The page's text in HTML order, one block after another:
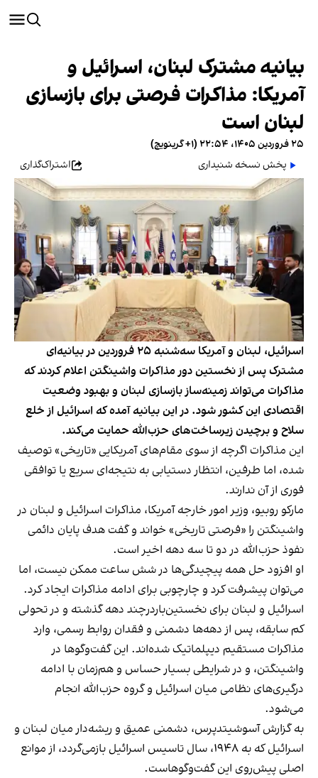
بیانیه مشترک لبنان، اسرائیل و
آمریکا: مذاکرات فرصتی برای بازسازی
لبنان است
۲۵ فروردین ۱۴۰۵، ۲۲:۵۴ (‎+۱ گرینویچ)
پخش نسخه شنیداری
اشتراک‌گذاری
اسرائیل، لبنان و آمریکا سه‌شنبه ۲۵ فروردین در بیانیه‌ای
مشترک پس از نخستین دور مذاکرات واشینگتن اعلام کردند که
مذاکرات می‌تواند زمینه‌ساز بازسازی لبنان و بهبود وضعیت
اقتصادی این کشور شود. در این بیانیه آمده که اسرائیل از خلع
سلاح و برچیدن زیرساخت‌های حزب‌الله حمایت می‌کند.
این مذاکرات اگرچه از سوی مقام‌های آمریکایی «تاریخی» توصیف
شده، اما طرفین، انتظار دستیابی به نتیجه‌ای سریع یا توافقی
فوری از آن ندارند.
مارکو روبیو، وزیر امور خارجه آمریکا، مذاکرات اسرائیل و لبنان در
واشینگتن را «فرصتی تاریخی» خواند و گفت هدف پایان دائمی
نفوذ حزب‌الله در دو تا سه دهه اخیر است.
او افزود حل همه پیچیدگی‌ها در شش ساعت ممکن نیست، اما
می‌توان پیشرفت کرد و چارچوبی برای ادامه مذاکرات ایجاد کرد.
اسرائیل و لبنان برای نخستین‌باردرچند دهه گذشته و در تحولی
کم سابقه، پس از دهه‌ها دشمنی و فقدان روابط رسمی، وارد
مذاکرات مستقیم دیپلماتیک شده‌اند. این گفت‌وگوها در
واشینگتن، و در شرایطی بسیار حساس و هم‌زمان با ادامه
درگیری‌های نظامی میان اسرائیل و گروه حزب‌الله انجام
می‌شود.
به گزارش آسوشیتدپرس، دشمنی عمیق و ریشه‌دار میان لبنان و
اسرائیل که به ۱۹۴۸، سال تاسیس اسرائیل بازمی‌گردد، از موانع
اصلی پیش‌روی این گفت‌وگوهاست.